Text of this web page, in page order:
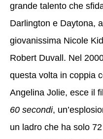
grande talento che
Darlington e Daytona,
giovanissima Nicole
Robert Duvall. Nel
questa volta in coppia
Angelina Jolie, esce il
60 secondi,
un ladro che ha solo